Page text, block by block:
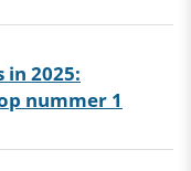
2025:
nummer 1